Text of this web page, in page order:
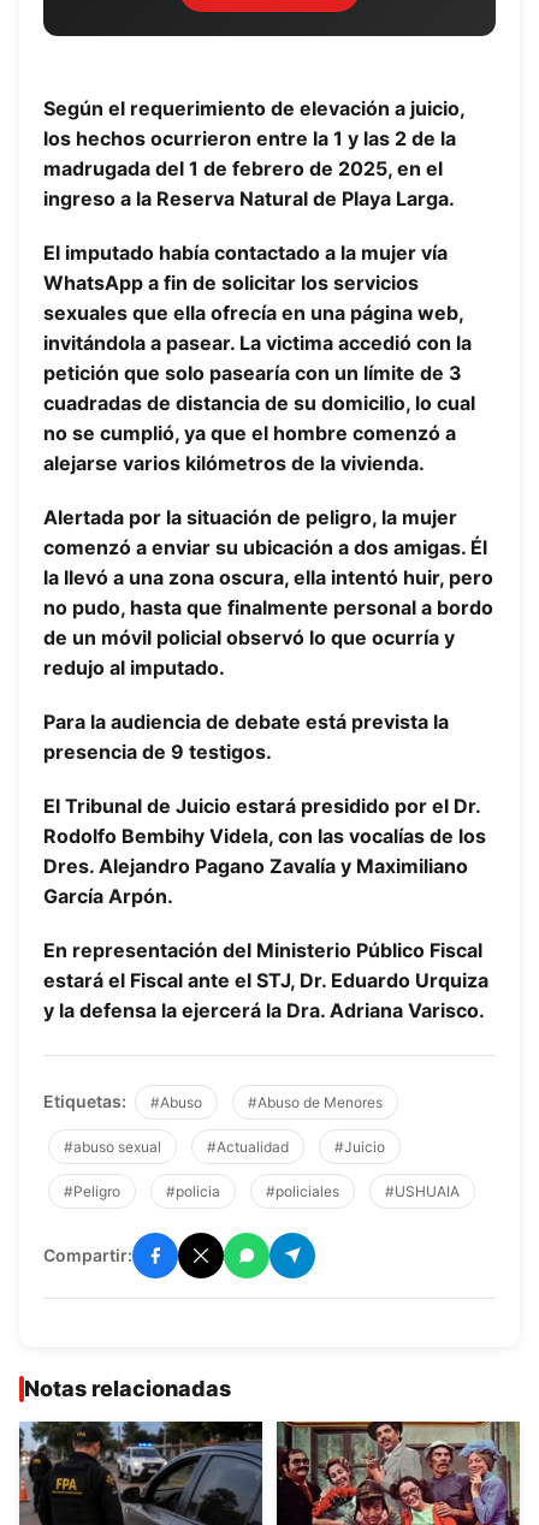
Según el requerimiento de elevación a juicio,
los hechos ocurrieron entre la 1 y las 2 de la
madrugada del 1 de febrero de 2025, en el
ingreso a la Reserva Natural de Playa Larga.
El imputado había contactado a la mujer vía
WhatsApp a fin de solicitar los servicios
sexuales que ella ofrecía en una página web,
invitándola a pasear. La victima accedió con la
petición que solo pasearía con un límite de 3
cuadradas de distancia de su domicilio, lo cual
no se cumplió, ya que el hombre comenzó a
alejarse varios kilómetros de la vivienda.
Alertada por la situación de peligro, la mujer
comenzó a enviar su ubicación a dos amigas. Él
la llevó a una zona oscura, ella intentó huir, pero
no pudo, hasta que finalmente personal a bordo
de un móvil policial observó lo que ocurría y
redujo al imputado.
Para la audiencia de debate está prevista la
presencia de 9 testigos.
El Tribunal de Juicio estará presidido por el Dr.
Rodolfo Bembihy Videla, con las vocalías de los
Dres. Alejandro Pagano Zavalía y Maximiliano
García Arpón.
En representación del Ministerio Público Fiscal
estará el Fiscal ante el STJ, Dr. Eduardo Urquiza
y la defensa la ejercerá la Dra. Adriana Varisco.
Etiquetas: #Abuso #Abuso de Menores
#abuso sexual #Actualidad #Juicio
#Peligro #policia #policiales #USHUAIA
Compartir:
Notas relacionadas